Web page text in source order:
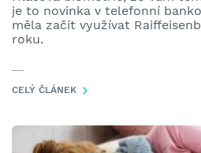
je to novinka v telefonní
měla začít využívat
roku.
CELÝ ČLÁNEK